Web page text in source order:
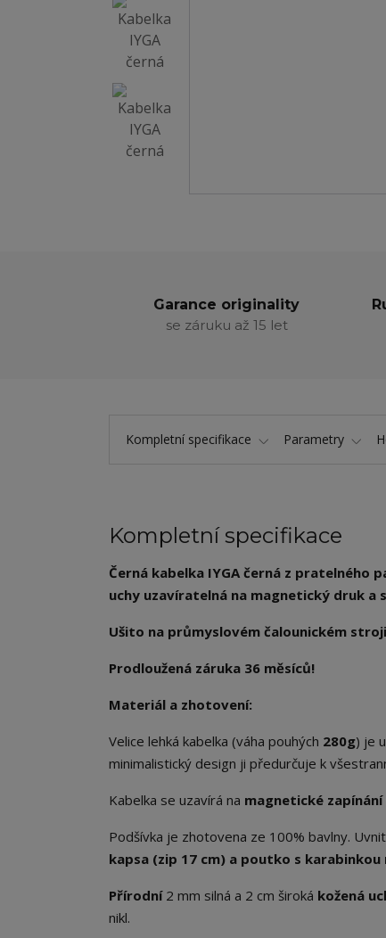
Garance originality
se záruku až 15 let
Kompletní specifikace Parametry
Kompletní specifikace
Černá kabelka IYGA černá z pratelného
uchy uzavíratelná na magnetický druk a
Ušito na průmyslovém čalounickém
Prodloužená záruka 36 měsíců!
Materiál a zhotovení:
Velice lehká kabelka (váha pouhých 280g) je
minimalistický design ji předurčuje k
Kabelka se uzavírá na magnetické zapínání
Podšívka je zhotovena ze 100% bavlny.
kapsa (zip 17 cm) a poutko s karabinkou
Přírodní2 mm silná a 2 cm široká kožená
nikl.